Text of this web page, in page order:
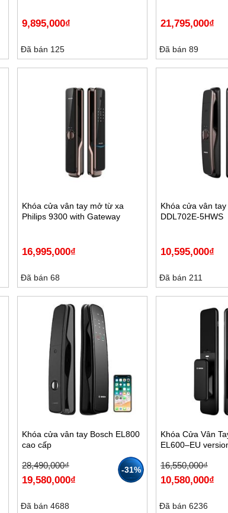
9,895,000₫
Đã bán 125
21,795,000₫
Đã bán 89
Khóa cửa vân tay mở từ xa
Philips 9300 with Gateway
16,995,000₫
Đã bán 68
Khóa cửa vân tay
DDL702E-5HWS
10,595,000₫
Đã bán 211
-31%
Khóa cửa vân tay Bosch EL800
cao cấp
28,490,000₫
Giá
gốc
là:
19,580,000₫
Giá
hiện
tại
Đã bán 4688
Khóa Cửa Vân
EL600–EU
16,550,000₫
Giá
gốc
là:
10,580,000₫
Giá
hiện
tại
Đã bán 6236